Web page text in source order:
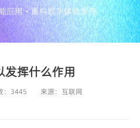
应用・重构数字体验服务
发挥什么作用
：3445 来源： 互联网